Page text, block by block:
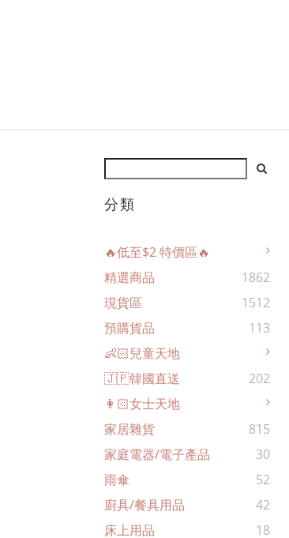
分類
🔥低至$2 特價區🔥
精選商品
1862
現貨區
1512
預購貨品
113
👶🏻兒童天地
🇯🇵韓國直送
202
👩🏻女士天地
家居雜貨
815
家庭電器/電子產品
30
雨傘
52
廚具/餐具用品
42
床上用品
18